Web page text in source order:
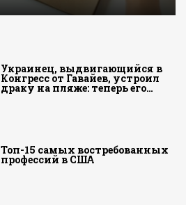
Украинец, выдвигающийся в
Конгресс от Гавайев, устроил
драку на пляже: теперь его…
Топ-15 самых востребованных
профессий в США